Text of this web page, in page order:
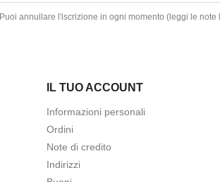
Puoi annullare l'iscrizione in ogni momento (leggi le note
IL TUO ACCOUNT
Informazioni personali
Ordini
Note di credito
Indirizzi